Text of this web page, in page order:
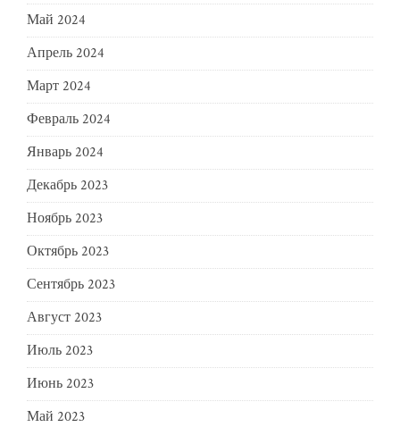
Май 2024
Апрель 2024
Март 2024
Февраль 2024
Январь 2024
Декабрь 2023
Ноябрь 2023
Октябрь 2023
Сентябрь 2023
Август 2023
Июль 2023
Июнь 2023
Май 2023